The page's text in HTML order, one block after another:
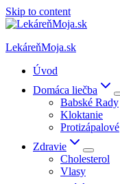
Skip to content
LekáreňMoja.sk
Úvod
Domáca liečba
Babské Rady
Kloktanie
Protizápalové
Zdravie
Cholesterol
Vlasy